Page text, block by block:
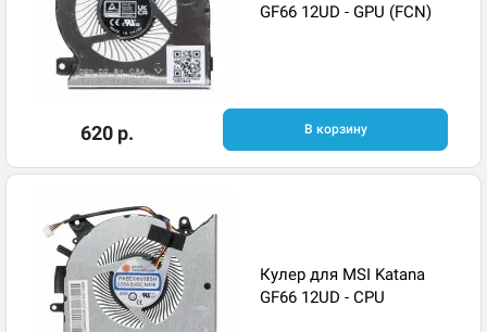
GF66 12UD - GPU (FCN)
620 р. В корзину
Кулер для MSI Katana
GF66 12UD - CPU